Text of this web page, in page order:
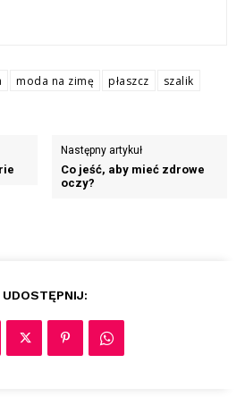
moda na zimę płaszcz
szalik
Następny artykuł
Co jeść, aby mieć zdrowe
oczy?
UDOSTĘPNIJ: